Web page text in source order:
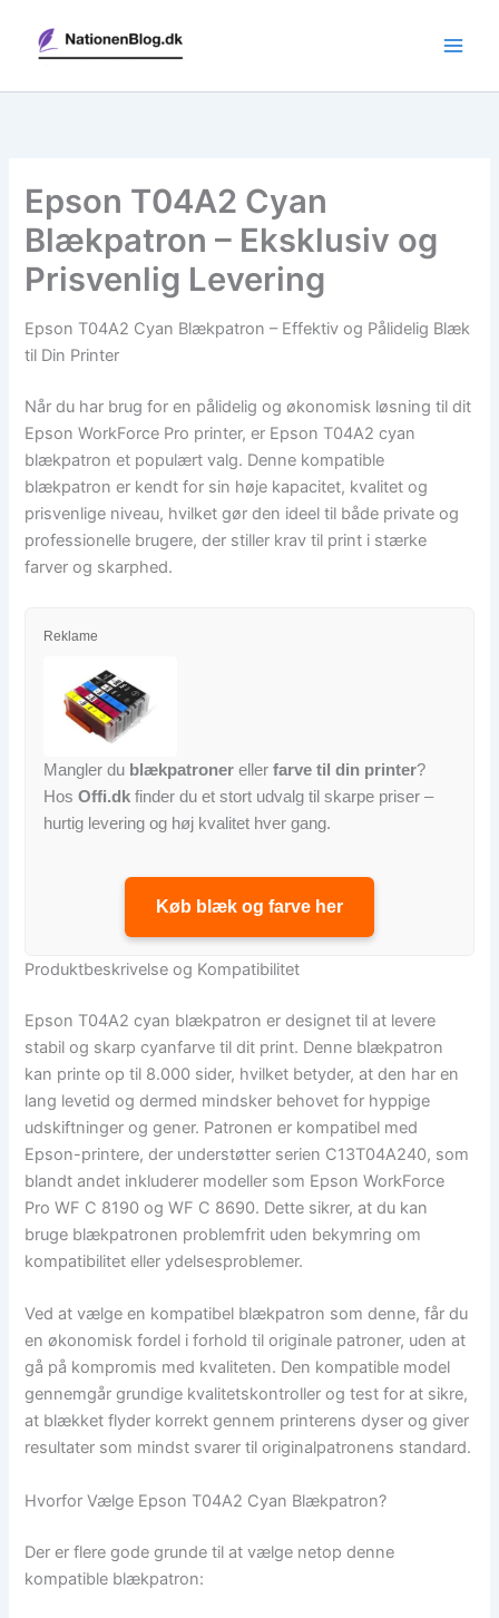
indholdet
Epson T04A2 Cyan
Blækpatron – Eksklusiv og
Prisvenlig Levering
Epson T04A2 Cyan Blækpatron – Effektiv og Pålidelig Blæk
til Din Printer
Når du har brug for en pålidelig og økonomisk løsning til dit
Epson WorkForce Pro printer, er Epson T04A2 cyan
blækpatron et populært valg. Denne kompatible
blækpatron er kendt for sin høje kapacitet, kvalitet og
prisvenlige niveau, hvilket gør den ideel til både private og
professionelle brugere, der stiller krav til print i stærke
farver og skarphed.
Reklame
Mangler du blækpatroner ellerfarve til din printer?
HosOffi.dk finder du et stort udvalg til skarpe priser –
hurtig levering og høj kvalitet hver gang.
Køb blæk og farve her
Produktbeskrivelse og Kompatibilitet
Epson T04A2 cyan blækpatron er designet til at levere
stabil og skarp cyanfarve til dit print. Denne blækpatron
kan printe op til 8.000 sider, hvilket betyder, at den har en
lang levetid og dermed mindsker behovet for hyppige
udskiftninger og gener. Patronen er kompatibel med
Epson-printere, der understøtter serien C13T04A240, som
blandt andet inkluderer modeller som Epson WorkForce
Pro WF C 8190 og WF C 8690. Dette sikrer, at du kan
bruge blækpatronen problemfrit uden bekymring om
kompatibilitet eller ydelsesproblemer.
Ved at vælge en kompatibel blækpatron som denne, får du
en økonomisk fordel i forhold til originale patroner, uden at
gå på kompromis med kvaliteten. Den kompatible model
gennemgår grundige kvalitetskontroller og test for at sikre,
at blækket flyder korrekt gennem printerens dyser og giver
resultater som mindst svarer til originalpatronens standard.
Hvorfor Vælge Epson T04A2 Cyan Blækpatron?
Der er flere gode grunde til at vælge netop denne
kompatible blækpatron: